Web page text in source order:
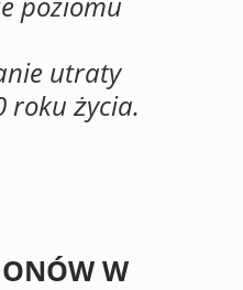
utraty
roku życia.
W